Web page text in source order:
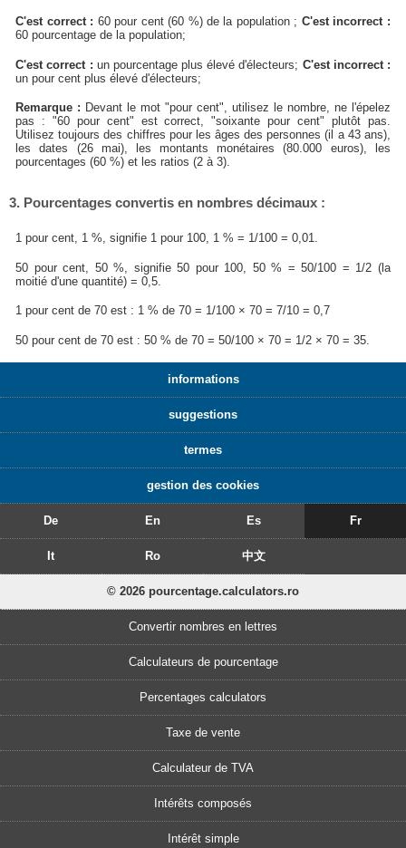
C'est correct : 60 pour cent (60 %) de la population ; C'est incorrect :
60 pourcentage de la population;
C'est correct : un pourcentage plus élevé d'électeurs; C'est incorrect :
un pour cent plus élevé d'électeurs;
Remarque : Devant le mot "pour cent", utilisez le nombre, ne l'épelez
pas : "60 pour cent" est correct, "soixante pour cent" plutôt pas.
Utilisez toujours des chiffres pour les âges des personnes (il a 43 ans),
les dates (26 mai), les montants monétaires (80.000 euros), les
pourcentages (60 %) et les ratios (2 à 3).
3. Pourcentages convertis en nombres décimaux :
1 pour cent, 1 %, signifie 1 pour 100, 1 % = 1/100 = 0,01.
50 pour cent, 50 %, signifie 50 pour 100, 50 % = 50/100 = 1/2 (la
moitié d'une quantité) = 0,5.
1 pour cent de 70 est : 1 % de 70 = 1/100 × 70 = 7/10 = 0,7
50 pour cent de 70 est : 50 % de 70 = 50/100 × 70 = 1/2 × 70 = 35.
informations
suggestions
termes
gestion des cookies
De En Es Fr
It Ro 中文
© 2026 pourcentage.calculators.ro
Convertir nombres en lettres
Calculateurs de pourcentage
Percentages calculators
Taxe de vente
Calculateur de TVA
Intérêts composés
Intérêt simple